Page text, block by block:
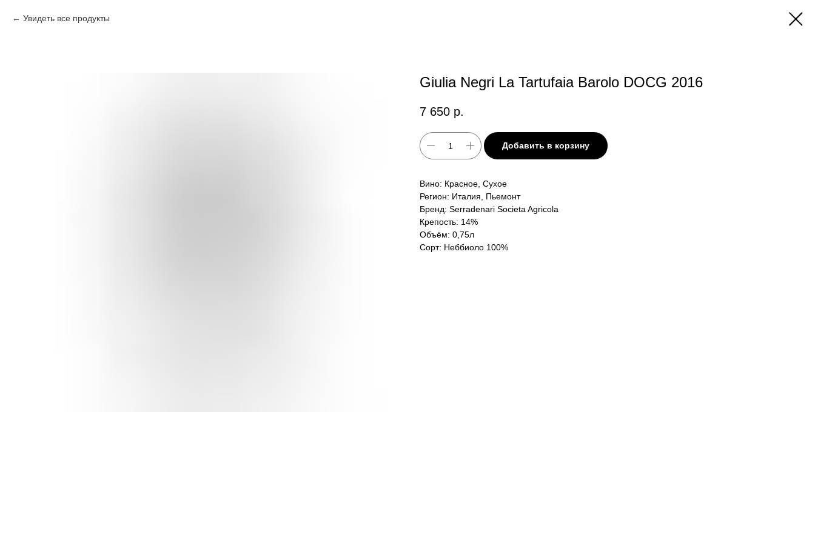
Увидеть все продукты
Giulia Negri La Tartufaia Barolo DOCG 2016
7 650 р.
Добавить в корзину
Вино: Красное, Сухое
Регион: Италия, Пьемонт
Бренд: Serradenari Societa Agricola
Крепость: 14%
Объём: 0,75л
Сорт: Неббиоло 100%